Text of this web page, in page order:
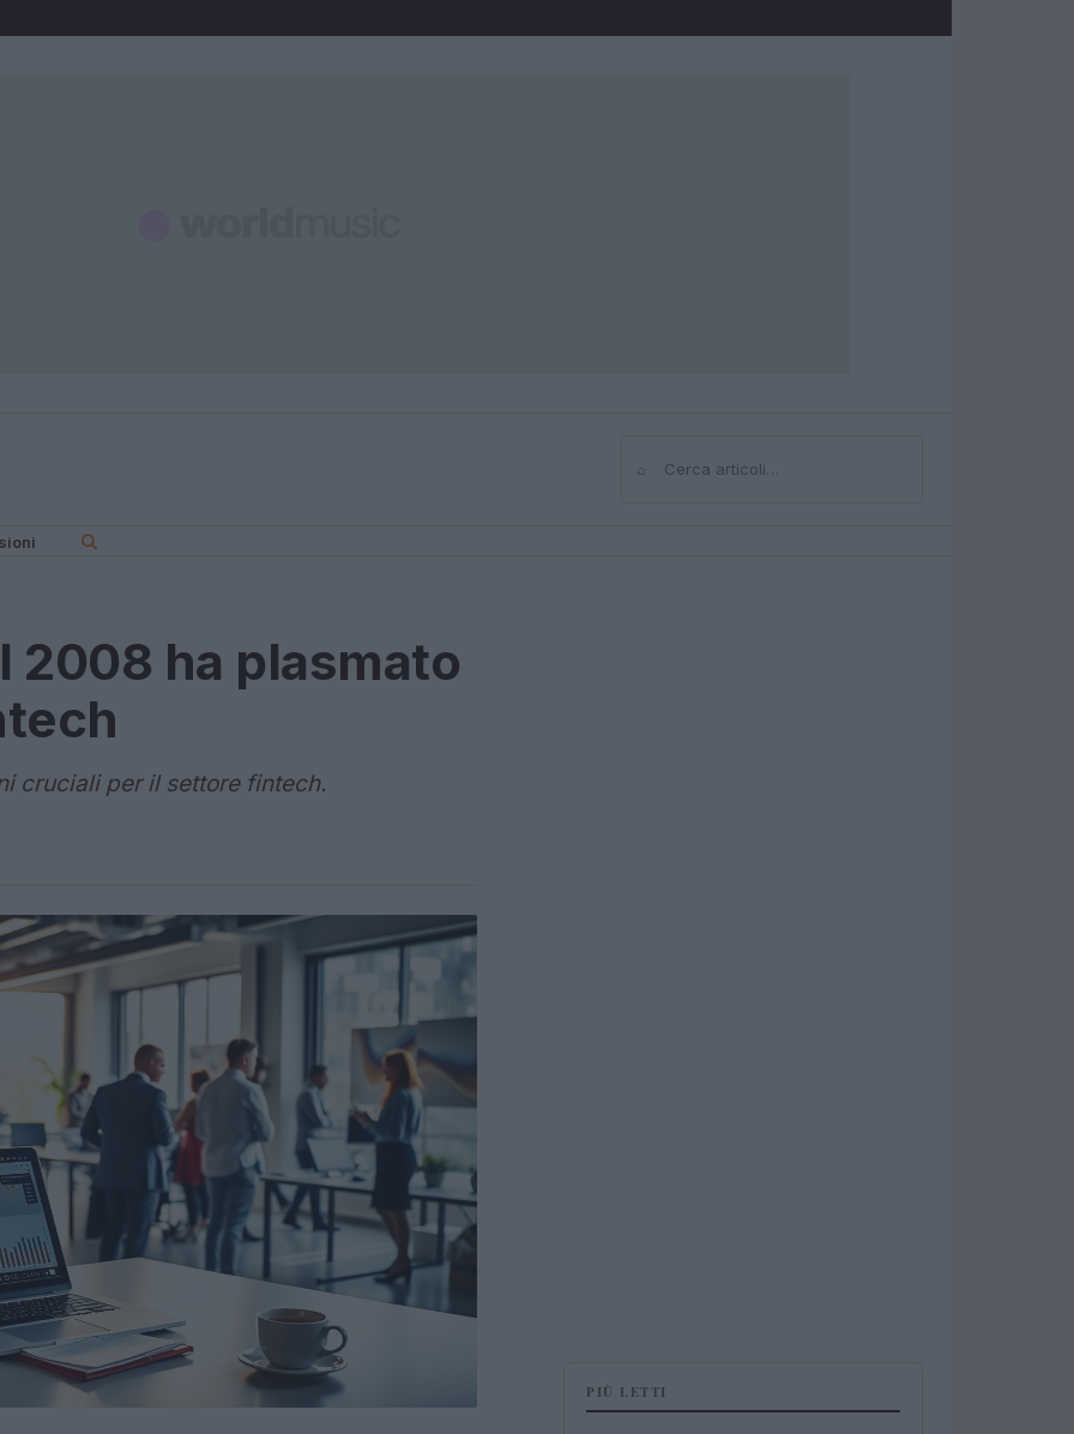
⌕Cerca
2008 ha plasmato
cruciali per il settore fintech.
PIÙ LETTI